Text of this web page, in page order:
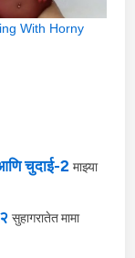
With Horny
चुदाई-2 माझ्या
सुहागरातेत मामा